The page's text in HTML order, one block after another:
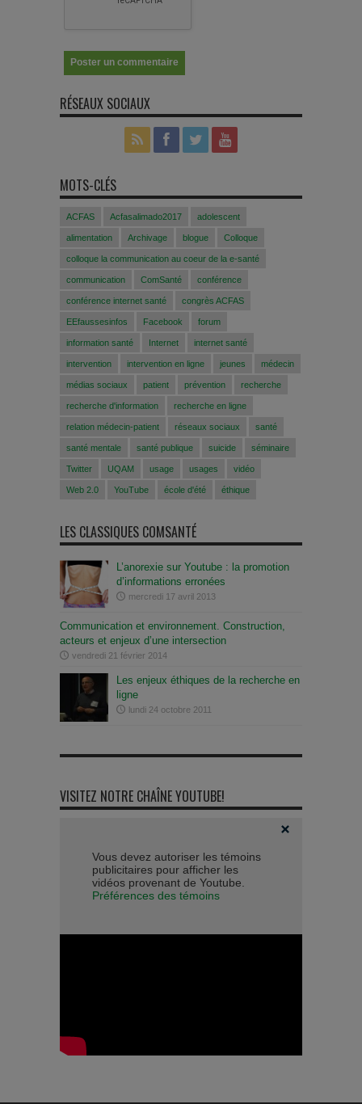
RÉSEAUX SOCIAUX
MOTS-CLÉS
ACFAS Acfasalimado2017 adolescent
alimentation Archivage blogue Colloque
colloque la communication au coeur de la e-santé
communication ComSanté conférence
conférence internet santé congrès ACFAS
EEfaussesinfos Facebook forum
information santé Internet internet santé
intervention intervention en ligne jeunes médecin
médias sociaux patient prévention recherche
recherche d'information recherche en ligne
relation médecin-patient réseaux sociaux santé
santé mentale santé publique suicide séminaire
Twitter UQAM usage usages vidéo
Web 2.0 YouTube école d'été éthique
LES CLASSIQUES COMSANTÉ
L’anorexie sur Youtube : la promotion
d’informations erronées
mercredi 17 avril 2013
Communication et environnement. Construction,
acteurs et enjeux d’une intersection
vendredi 21 février 2014
Les enjeux éthiques de la recherche en
ligne
lundi 24 octobre 2011
VISITEZ NOTRE CHAÎNE YOUTUBE!
Vous devez autoriser les témoins
publicitaires pour afficher les
vidéos provenant de Youtube.
Préférences des témoins